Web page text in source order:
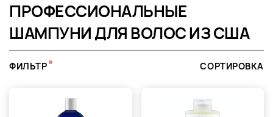
ПРОФЕССИОНАЛЬНЫЕ
ШАМПУНИ ДЛЯ ВОЛОС ИЗ США
ФИЛЬТР СОРТИРОВКА